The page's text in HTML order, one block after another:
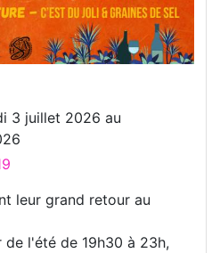
3 juillet 2026 au
leur grand retour au
l'été de 19h30 à 23h,